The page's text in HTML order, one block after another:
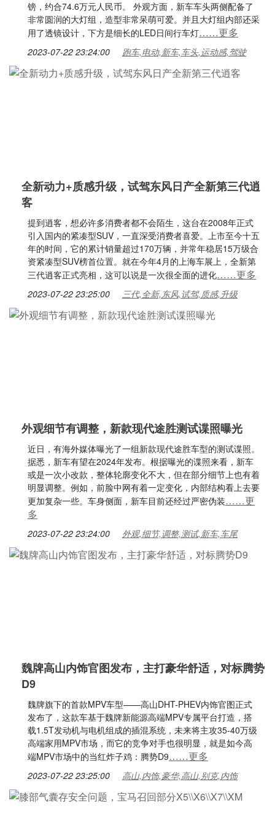
镑，约合74.6万元人民币。 外观方面，新车车头两侧配备了
非常圆润的大灯组，造型非常呆萌可爱。并且大灯组内部还采
用了透镜设计，下方是细长的LED日间行车灯……更多
2023-07-22 23:24:00 跑车,电动,新车,车头,运动感,驾驶
全新动力+质感升级，试驾东风日产全新第三代逍
客
提到逍客，想必许多消费者都不会陌生，这台在2008年正式
引入国内的紧凑型SUV，一直深受消费者喜爱。上市至今十五
年的时间，它的累计销量超过170万辆，并常年稳居15万级合
资紧凑型SUV榜首位置。就在今年4月的上海车展上，全新第
三代逍客正式亮相，这可以说是一次很全面的进化……更多
2023-07-22 23:25:00 三代,全新,东风,试驾,质感,升级
外观细节有调整，新款现代途胜测试谍照曝光
近日，有海外媒体曝光了一组新款现代途胜车型的测试谍照。
据悉，新车有望在2024年发布。根据曝光的谍照来看，新车
或是一次小改款，整体轮廓变化不大，但在部分细节上也有着
明显调整。例如，前脸中网有着一定变化，内部结构看上去要
更加复杂一些。车身侧面，新车目前还经过严密伪装……更
多
2023-07-22 23:24:00 外观,细节,调整,测试,新车,车尾
魏牌高山内饰官图发布，主打豪华舒适，对标腾势
D9
魏牌旗下的首款MPV车型——高山DHT-PHEV内饰官图正式
发布了，这款车基于魏牌新能源高端MPV专属平台打造，搭
载1.5T发动机与电机组成的插混系统，未来将主攻35-40万级
高端家用MPV市场，而它的竞争对手也很明显，就是如今高
端MPV市场中的当红炸子鸡：腾势D9……更多
2023-07-22 23:25:00 高山,内饰,豪华,高山,别克,内饰